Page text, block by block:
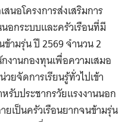
นอโครงการส่งเสริมการ
อกระบบและครัวเรือนที่มี
ามรุ่น ปี 2569 จำนวน 2
งานกองทุนเพื่อความเสมอ
ยจัดการเรียนรู้ทั่วไปเข้า
หรับประชากรวัยแรงงานนอก
เป็นครัวเรือนยากจนข้ามรุ่น